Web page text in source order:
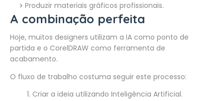
Produzir materiais gráficos profissionais.
A combinação perfeita
Hoje, muitos designers utilizam a IA como ponto de
partida e o CorelDRAW como ferramenta de
acabamento.
O fluxo de trabalho costuma seguir este processo:
Criar a ideia utilizando Inteligência Artificial.